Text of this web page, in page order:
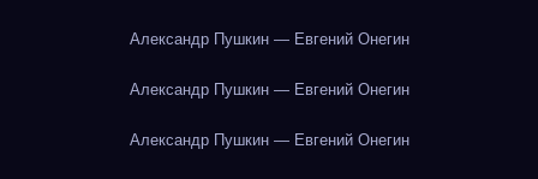
Александр Пушкин — Евгений Онегин
Александр Пушкин — Евгений Онегин
Александр Пушкин — Евгений Онегин